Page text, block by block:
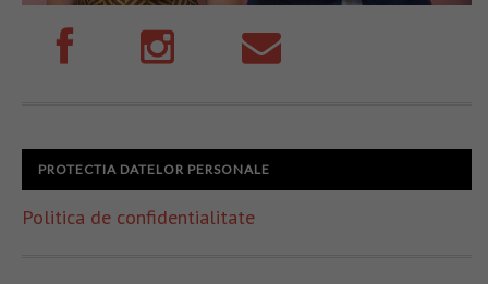
PROTECTIA DATELOR PERSONALE
Politica de confidentialitate